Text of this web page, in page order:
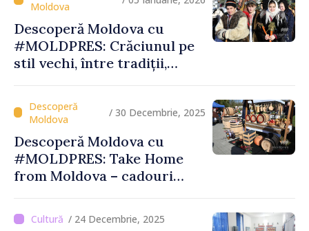
Descoperă Moldova cu
#MOLDPRES: Crăciunul pe
stil vechi, între tradiții,
/ 30 Decembrie, 2025
Descoperă Moldova cu
#MOLDPRES: Take Home
from Moldova – cadouri
Moldova
/ 24 Decembrie, 2025